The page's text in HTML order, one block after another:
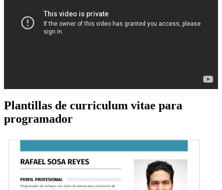
Plantillas de curriculum vitae para
programador